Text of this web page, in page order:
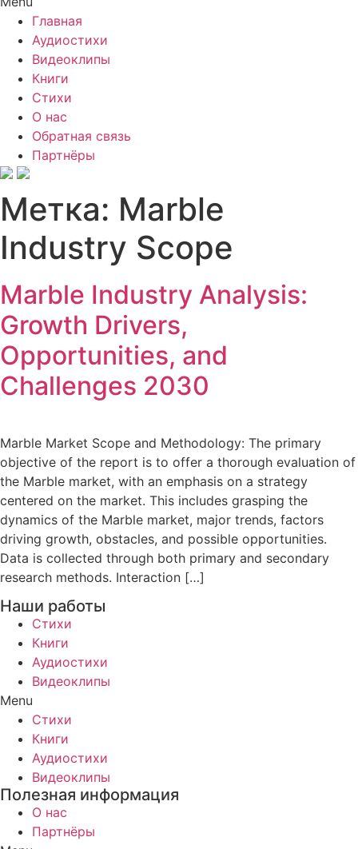
Главная
Аудиостихи
Видеоклипы
Книги
Стихи
О нас
Обратная связь
Партнёры
Метка: Marble
Industry Scope
Marble Industry Analysis:
Growth Drivers,
Opportunities, and
Challenges 2030
Marble Market Scope and Methodology: The primary
objective of the report is to offer a thorough evaluation of
the Marble market, with an emphasis on a strategy
centered on the market. This includes grasping the
dynamics of the Marble market, major trends, factors
driving growth, obstacles, and possible opportunities.
Data is collected through both primary and secondary
research methods. Interaction […]
Наши работы
Стихи
Книги
Аудиостихи
Видеоклипы
Menu
Стихи
Книги
Аудиостихи
Видеоклипы
Полезная информация
О нас
Партнёры